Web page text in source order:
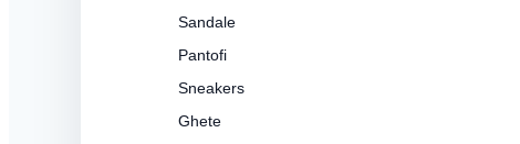
Sandale
Pantofi
Sneakers
Ghete